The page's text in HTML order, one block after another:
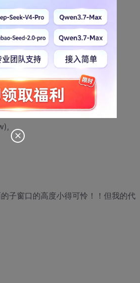
子窗口的高度小得可怜！！但我的代